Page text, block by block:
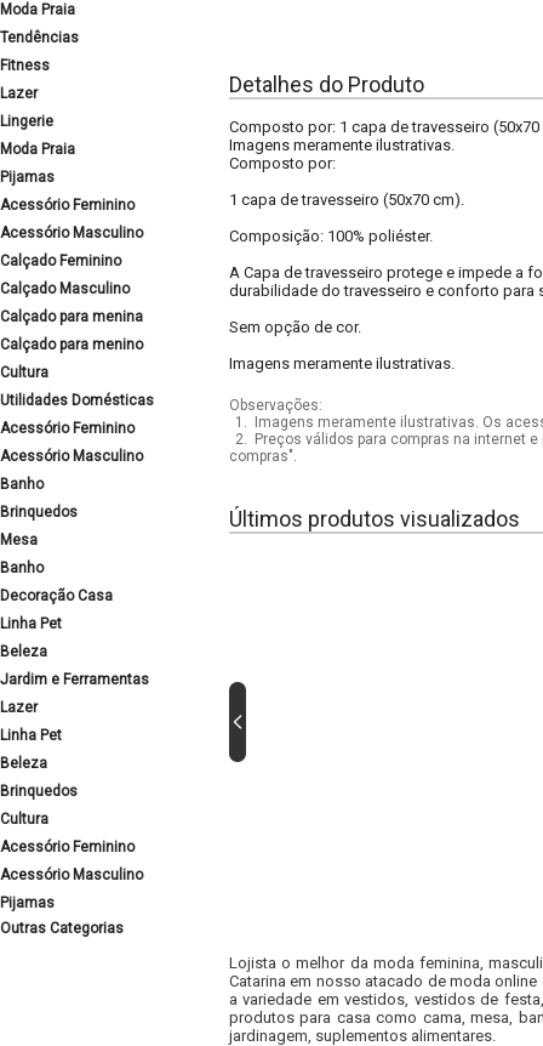
Moda Praia
Tendências
Fitness
Lazer
Lingerie
Moda Praia
Pijamas
Acessório Feminino
Acessório Masculino
Calçado Feminino
Calçado Masculino
Calçado para menina
Calçado para menino
Cultura
Utilidades Domésticas
Acessório Feminino
Acessório Masculino
Banho
Brinquedos
Mesa
Banho
Decoração Casa
Linha Pet
Beleza
Jardim e Ferramentas
Lazer
Linha Pet
Beleza
Brinquedos
Cultura
Acessório Feminino
Acessório Masculino
Pijamas
Outras Categorias
Detalhes do Produto
Composto por: 1 capa de travesseiro
Imagens meramente ilustrativas.
Composto por:
1 capa de travesseiro (50x70 cm).
Composição: 100% poliéster.
A Capa de travesseiro protege e impede a
durabilidade do travesseiro e conforto para
Sem opção de cor.
Imagens meramente ilustrativas.
Observações:
1.
Imagens meramente ilustrativas. Os
2.
Preços válidos para compras na internet
compras".
Últimos produtos visualizados
Lojista o melhor da moda feminina,
Catarina em nosso atacado de moda
a variedade em vestidos, vestidos de
produtos para casa como cama, mesa,
jardinagem, suplementos alimentares.